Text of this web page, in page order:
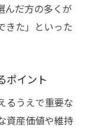
んだ方の多くが
きた」といった
ポイント
るうえで重要な
資産価値や維持